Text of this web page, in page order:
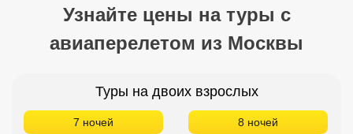
Узнайте цены на туры с
авиаперелетом из Москвы
Туры на двоих взрослых
7 ночей 8 ночей
Сетевые отели Мальдив